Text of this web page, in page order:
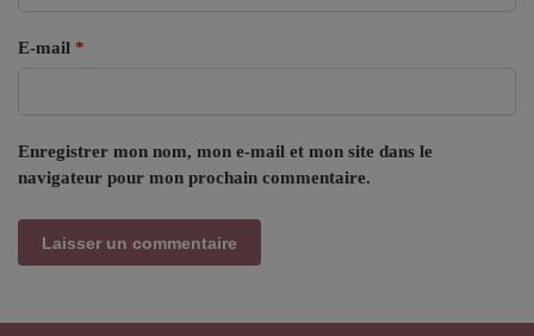
E-mail *
Enregistrer mon nom, mon e-mail et mon site dans le
navigateur pour mon prochain commentaire.